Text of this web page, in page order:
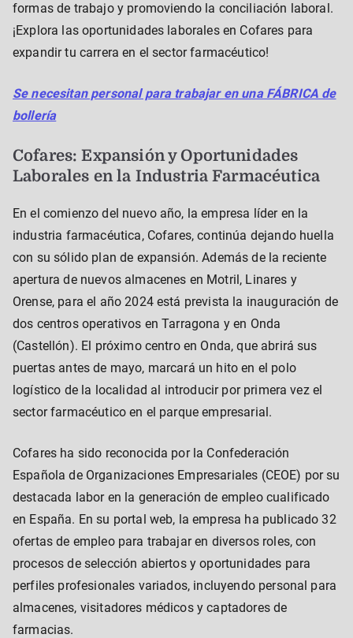
formas de trabajo y promoviendo la conciliación laboral.
¡Explora las oportunidades laborales en Cofares para
expandir tu carrera en el sector farmacéutico!
Se necesitan personal para trabajar en una FÁBRICA de
bollería
Cofares: Expansión y Oportunidades
Laborales en la Industria Farmacéutica
En el comienzo del nuevo año, la empresa líder en la
industria farmacéutica, Cofares, continúa dejando huella
con su sólido plan de expansión. Además de la reciente
apertura de nuevos almacenes en Motril, Linares y
Orense, para el año 2024 está prevista la inauguración de
dos centros operativos en Tarragona y en Onda
(Castellón). El próximo centro en Onda, que abrirá sus
puertas antes de mayo, marcará un hito en el polo
logístico de la localidad al introducir por primera vez el
sector farmacéutico en el parque empresarial.
Cofares ha sido reconocida por la Confederación
Española de Organizaciones Empresariales (CEOE) por su
destacada labor en la generación de empleo cualificado
en España. En su portal web, la empresa ha publicado 32
ofertas de empleo para trabajar en diversos roles, con
procesos de selección abiertos y oportunidades para
perfiles profesionales variados, incluyendo personal para
almacenes, visitadores médicos y captadores de
farmacias.